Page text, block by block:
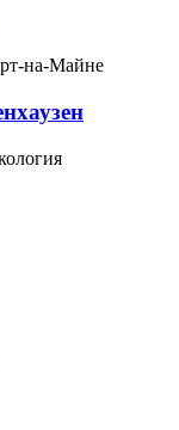
на-Майне